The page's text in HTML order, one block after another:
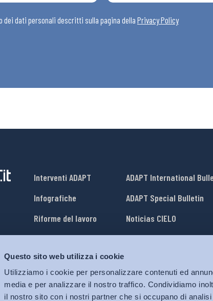
Questo sito web utilizza i cookie
Utilizziamo i cookie per personalizzare contenuti ed
media e per analizzare il nostro traffico. Condividiamo
il nostro sito con i nostri partner che si occupano di
dei dati personali descritti sulla pagina della Privacy Policy
Interventi ADAPT
Infografiche
Riforme del lavoro
Mercato del lavoro
Relazioni industriali
Salute e sicurezza
ADAPT International
ADAPT Special Bulletin
Noticias CIELO